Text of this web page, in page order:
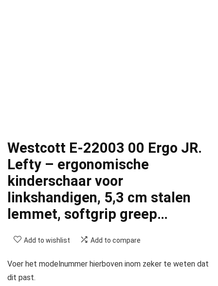
Westcott E-22003 00 Ergo JR.
Lefty – ergonomische
kinderschaar voor
linkshandigen, 5,3 cm stalen
lemmet, softgrip greep…
Add to wishlist Add to compare
Voer het modelnummer hierboven inom zeker te weten dat
dit past.